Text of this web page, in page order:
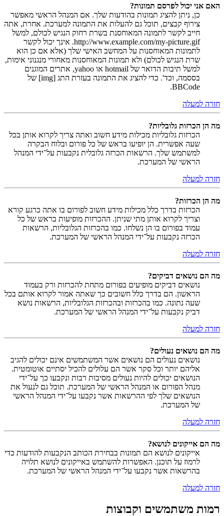
האם אני יכול לפרסם תמונות?
כן, ניתן להציג תמונות בהודעות שלך. אם המנהל הראשי מאפשר
צירוף קבצים, תוכל גם להעלות את התמונה למערכת. אחרת, אתה
חייב לקשר לתמונה המאוחסנת בשרת רחוק הנגיש לכולם, למשל
http://www.example.com/my-picture.gif. אינך יכול לקשר
לתמונות המאוחסנות על המחשב האישי שלך (אלא אם כן הוא
שרת הנגיש לכולם) ולא תמונות המאוחסנות מאחורי מנגנוני אימות,
למשל תיבות הדואר של hotmail או yahoo, אתרים המוגנים
בססמה, וכד'. כדי להציג את התמונה בעזרת התג [img] של
BBCode.
חזרה למעלה
מה הן הכרזות גלובליות?
הכרזות גלובליות מכילות מידע חשוב ואתה צריך לקרוא אותן בכל
שעה אפשרית. הן יופיעו בראש של כל פורום ובלוח הבקרה
למשתמש שלך. הרשאות הכרזה גלובלית נקבעות על־ידי המנהל
הראשי של המערכת.
חזרה למעלה
מה הן הכרזות?
הכרזות בדרך כלל מכילות מידע חשוב לפורום בו אתה כרגע קורא
וצריך לקרוא אותן מתי שניתן. ההכרזות מופיעות בראש של כל
עמוד בפורום בו הן נשלחו. כמו בהכרזות הגלובליות, הרשאות
הכרזה נקבעות על־ידי המנהל הראשי של המערכת.
חזרה למעלה
מה הם נושאים דביקים?
נושאים דביקים מופיעים בפורום מתחת להכרזות ורק בעמוד
הראשון. הם בדרך כלל חשובים כך שאתה אמור לקרוא אותם בכל
שעה נתונה. כמו בהכרזות ובהכרזות הגלובליות, הרשאות נושא
דביק נקבעות על־ידי המנהל הראשי של המערכת.
חזרה למעלה
מה הם נושאים נעולים?
נושאים נעולים הם נושאים אשר המשתמשים אינם יכולים להגיב
אליהם יותר וכל סקר אשר הם עלולים להכיל יסתיים אוטומטית.
הנושאים יכולים להיות נעולים מסיבות רבות ונקבעו כך על־ידי
מנהל הפורום או המנהל הראשי של המערכת. תוכל גם לנעול את
הנושאים שלך לפי ההרשאות אשר נקבעו על־ידי המנהל הראשי
של המערכת.
חזרה למעלה
מה הם אייקונים לנושא?
אייקונים לנושא הם תמונות בבחירת הכותב הנקבעות להודעות כדי
לרמוז על תוכנן. האפשרות להשתמש באייקונים לנושא תלויה
בהרשאות אשר נקבעו על־ידי המנהל הראשי של המערכת.
חזרה למעלה
רמות משתמשים וקבוצות